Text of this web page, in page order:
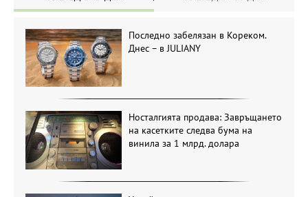
Последно забелязан в Кореком.
Днес – в JULIANY
Носталгията продава: Завръщането
на касетките следва бума на
винила за 1 млрд. долара